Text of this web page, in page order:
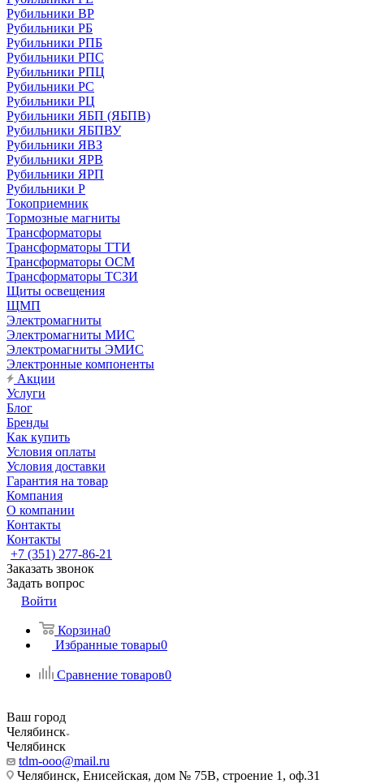
Рубильники ВР
Рубильники РБ
Рубильники РПБ
Рубильники РПС
Рубильники РПЦ
Рубильники РС
Рубильники РЦ
Рубильники ЯБП (ЯБПВ)
Рубильники ЯБПВУ
Рубильники ЯВЗ
Рубильники ЯРВ
Рубильники ЯРП
Рубильники Р
Токоприемник
Тормозные магниты
Трансформаторы
Трансформаторы ТТИ
Трансформаторы ОСМ
Трансформаторы ТСЗИ
Щиты освещения
ЩМП
Электромагниты
Электромагниты МИС
Электромагниты ЭМИС
Электронные компоненты
Акции
Услуги
Блог
Бренды
Как купить
Условия оплаты
Условия доставки
Гарантия на товар
Компания
О компании
Контакты
Контакты
+7 (351) 277-86-21
Заказать звонок
Задать вопрос
Войти
Корзина0
Избранные товары0
Сравнение товаров0
Ваш город
Челябинск
Челябинск
tdm-ooo@mail.ru
Челябинск, Енисейская, дом № 75В, строение 1, оф.31